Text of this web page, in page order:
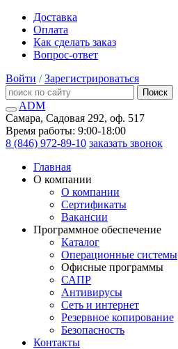
Доставка
Оплата
Как сделать заказ
Вопрос-ответ
Войти / Зарегистрироваться
Поиск
ADM
Самара, Садовая 292, оф. 517
Время работы: 9:00-18:00
8 (846) 972-89-10 заказать звонок
Главная
О компании
О компании
Сертификаты
Вакансии
Программное обеспечение
Каталог
Операционные системы
Офисные программы
САПР
Антивирусы
Сеть и интернет
Резервное копирование
Безопасность
Контакты